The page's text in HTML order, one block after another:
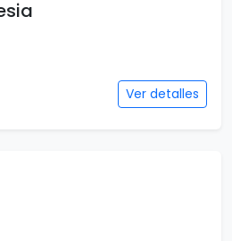
Ver detalles